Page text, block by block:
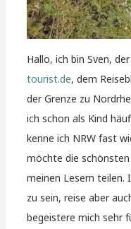
Hallo, ich bin Sven,
tourist.de, dem
der Grenze zu
ich schon als Kind
kenne ich NRW fast
möchte die
meinen Lesern teilen.
zu sein, reise aber
begeistere mich sehr